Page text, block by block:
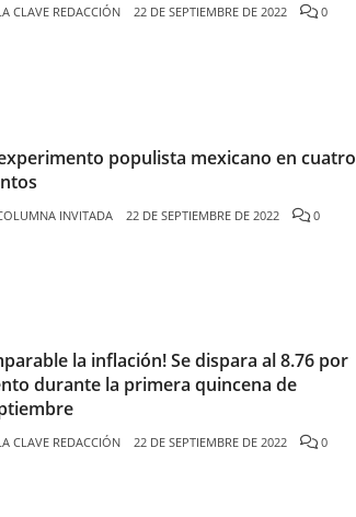
CLAVE REDACCIÓN 22 DE SEPTIEMBRE DE 2022 0
populista mexicano en cuatro
INVITADA 22 DE SEPTIEMBRE DE 2022 0
la inflación! Se dispara al 8.76 por
durante la primera quincena de
CLAVE REDACCIÓN 22 DE SEPTIEMBRE DE 2022 0